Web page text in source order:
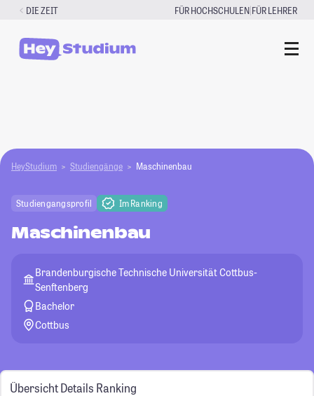
Zum
springen
DIE ZEIT FÜR HOCHSCHULEN|FÜR LEHRER
HeyStudium Studiengänge Maschinenbau
Studiengangsprofil Im Ranking
Maschinenbau
Brandenburgische Technische Universität Cottbus-
Senftenberg
Bachelor
Cottbus
Übersicht Details Ranking